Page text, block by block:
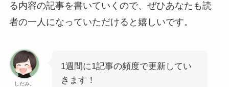
る内容の記事を書いていくので、ぜひあなたも読
者の一人になっていただけると嬉しいです。
しだみ。
1週間に1記事の頻度で更新してい
きます！